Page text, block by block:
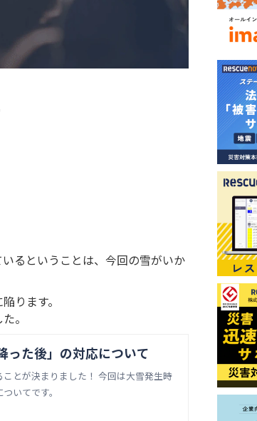
るということは、今回の雪がいか
ります。
。
った後」の対応について
とが決まりました！ 今回は大雪発生時
いてです。